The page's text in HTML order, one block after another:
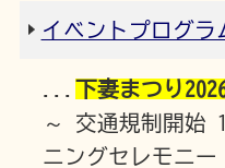
イベントプログラ
下妻まつり
～ 交通規制開始
ニングセレモニ